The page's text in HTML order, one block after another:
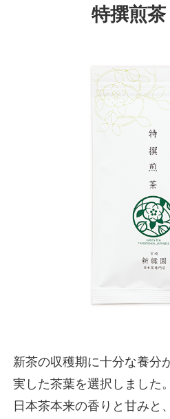
特撰煎
新茶の収穫期に十分な養分
実した茶葉を選択しました。
日本茶本来の香りと甘みと